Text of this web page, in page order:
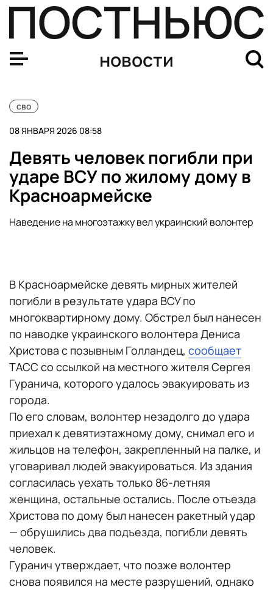
новости
сво
08 ЯНВАРЯ 2026 08:58
Девять человек погибли при
ударе ВСУ по жилому дому в
Красноармейске
Наведение на многоэтажку вел украинский волонтер
В Красноармейске девять мирных жителей
погибли в результате удара ВСУ по
многоквартирному дому. Обстрел был нанесен
по наводке украинского волонтера Дениса
Христова с позывным Голландец, сообщает
ТАСС со ссылкой на местного жителя Сергея
Гуранича, которого удалось эвакуировать из
города.
По его словам, волонтер незадолго до удара
приехал к девятиэтажному дому, снимал его и
жильцов на телефон, закрепленный на палке, и
уговаривал людей эвакуироваться. Из здания
согласилась уехать только 86-летняя
женщина, остальные остались. После отъезда
Христова по дому был нанесен ракетный удар
— обрушились два подъезда, погибли девять
человек.
Гуранич утверждает, что позже волонтер
снова появился на месте разрушений, однако
За ночь над Россией перехватили 66 БПЛА